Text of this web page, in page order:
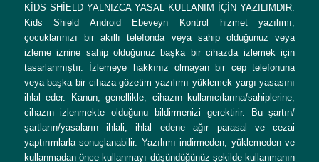
KİDS SHİELD YALNIZCA YASAL KULLANIM İÇİN YAZILIMDIR.
Kids Shield Android Ebeveyn Kontrol hizmet yazılımı,
çocuklarınızı bir akıllı telefonda veya sahip olduğunuz veya
izleme iznine sahip olduğunuz başka bir cihazda izlemek için
tasarlanmıştır. İzlemeye hakkınız olmayan bir cep telefonuna
veya başka bir cihaza gözetim yazılımı yüklemek yargı yasasını
ihlal eder. Kanun, genellikle, cihazın kullanıcılarına/sahiplerine,
cihazın izlenmekte olduğunu bildirmenizi gerektirir. Bu şartın/
şartların/yasaların ihlali, ihlal edene ağır parasal ve cezai
yaptırımlarla sonuçlanabilir. Yazılımı indirmeden, yüklemeden ve
kullanmadan önce kullanmayı düşündüğünüz şekilde kullanmanın